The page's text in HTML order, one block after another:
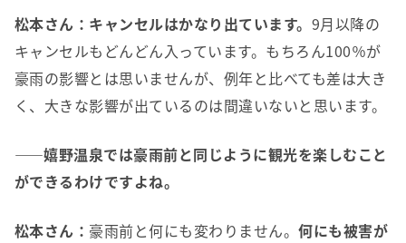
松本さん：キャンセルはかなり出ています。 9月以降の
キャンセルもどんどん入っています。もちろん100％が
豪雨の影響とは思いませんが、例年と比べても差は大き
く、大きな影響が出ているのは間違いないと思います。
――嬉野温泉では豪雨前と同じように観光を楽しむこと
ができるわけですよね。
松本さん： 豪雨前と何にも変わりません。何にも被害が